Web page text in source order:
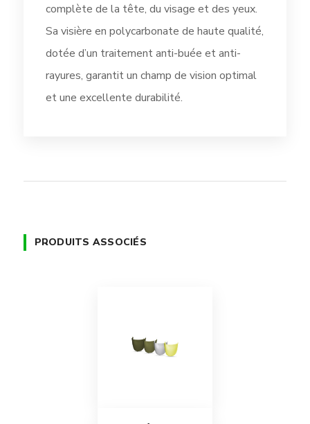
complète de la tête, du visage et des yeux.
Sa visière en polycarbonate de haute qualité,
dotée d’un traitement anti-buée et anti-
rayures, garantit un champ de vision optimal
et une excellente durabilité.
PRODUITS ASSOCIÉS